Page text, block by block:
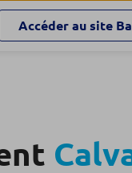
Accéder au site